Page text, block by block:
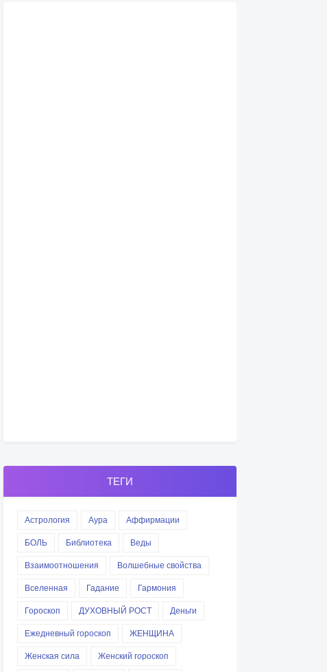
ТЕГИ
Астрология Аура
Аффирмации
БОЛЬ
Библиотека
Веды
Взаимоотношения
Волшебные свойства
Вселенная
Гадание
Гармония
Гороскоп
ДУХОВНЫЙ РОСТ
Деньги
Ежедневный гороскоп
ЖЕНЩИНА
Женская сила
Женский гороскоп